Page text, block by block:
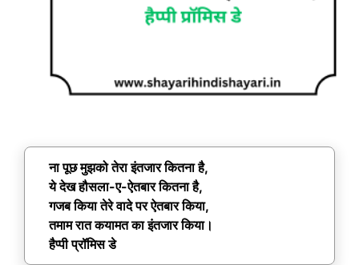
ना पूछ मुझको तेरा इंतजार कितना है,
ये देख हौसला-ए-ऐतबार कितना है,
गजब किया तेरे वादे पर ऐतबार किया,
तमाम रात कयामत का इंतजार किया।
हैप्पी प्रॉमिस डे